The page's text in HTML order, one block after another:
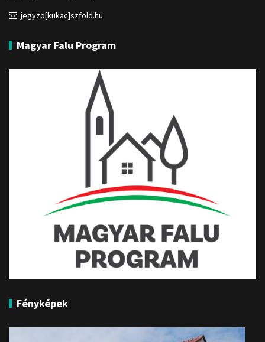
jegyzo[kukac]szfold.hu
Magyar Falu Program
Fényképek